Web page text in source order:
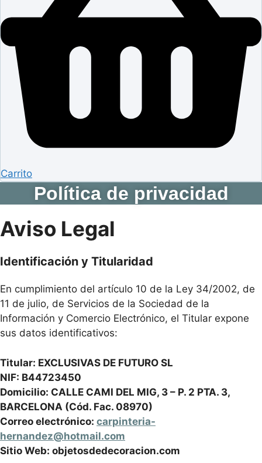
Carrito
Política de privacidad
Aviso Legal
Identificación y Titularidad
En cumplimiento del artículo 10 de la Ley 34/2002, de
11 de julio, de Servicios de la Sociedad de la
Información y Comercio Electrónico, el Titular expone
sus datos identificativos:
Titular: EXCLUSIVAS DE FUTURO SL
NIF: B44723450
Domicilio: CALLE CAMI DEL MIG, 3 – P. 2 PTA. 3,
BARCELONA (Cód. Fac. 08970)
Correo electrónico: carpinteria-
hernandez@hotmail.com
Sitio Web: objetosdedecoracion.com